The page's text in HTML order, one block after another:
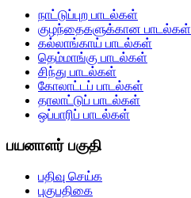
நாட்டுப்புற பாடல்கள்
குழந்தைகளுக்கான பாடல்கள்
கல்லாங்காய் பாடல்கள்
தெம்மாங்கு பாடல்கள்
சிந்து பாடல்கள்
கோலாட்டப் பாடல்கள்
தாலாட்டுப் பாடல்கள்
ஒப்பாரிப் பாடல்கள்
பயனாளர் பகுதி
பதிவு செய்க
புகுபதிகை